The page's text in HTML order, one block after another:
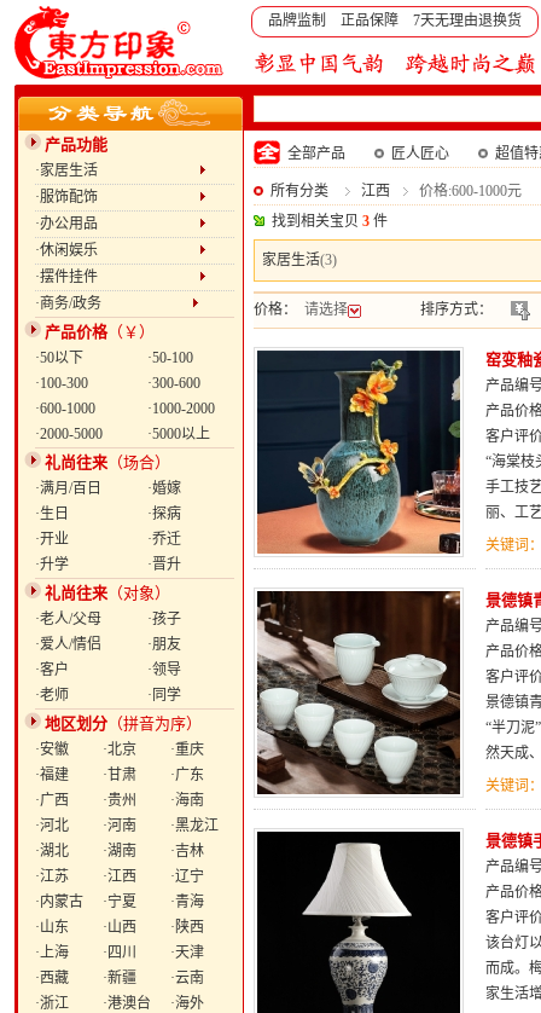
品牌监制 正品保障 7天无理由退换货
产品功能
·家居生活
·服饰配饰
·办公用品
·休闲娱乐
·摆件挂件
·商务/政务
产品价格（￥）
·50以下
·50-100
·100-300
·300-600
·600-1000
·1000-2000
·2000-5000
·5000以上
礼尚往来 （场合）
·满月/百日
·婚嫁
·生日
·探病
·开业
·乔迁
·升学
·晋升
礼尚往来 （对象）
·老人/父母
·孩子
·爱人/情侣
·朋友
·客户
·领导
·老师
·同学
地区划分 （拼音为序）
·安徽 ·北京
·重庆
·福建
·甘肃
·广东
·广西
·贵州
·海南
·河北
·河南
·黑龙江
·湖北
·湖南
·吉林
·江苏
·江西
·辽宁
·内蒙古
·宁夏
·青海
·山东
·山西
·陕西
·上海
·四川
·天津
·西藏
·新疆
·云南
·浙江
·港澳台 ·海外
全部产品 匠人匠心 超值
所有分类 江西
价格:600-1000元
找到相关宝贝 3 件
家居生活(3)
价格： 请选择 排序方式：
窑变釉
产品编
产品价
客户评
“海棠枝
手工技
丽、工
关键词
景德镇
产品编
产品价
客户评
景德镇
“半刀泥
然天成
关键词
景德镇
产品编
产品价
客户评
该台灯
而成。
家生活